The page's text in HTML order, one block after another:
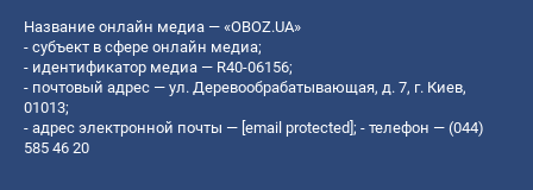
Название онлайн медиа — «OBOZ.UA»
- субъект в сфере онлайн медиа;
- идентификатор медиа — R40-06156;
- почтовый адрес — ул. Деревообрабатывающая, д. 7, г. Киев,
01013;
- адрес электронной почты — [email protected] ; - телефон — (044)
585 46 20